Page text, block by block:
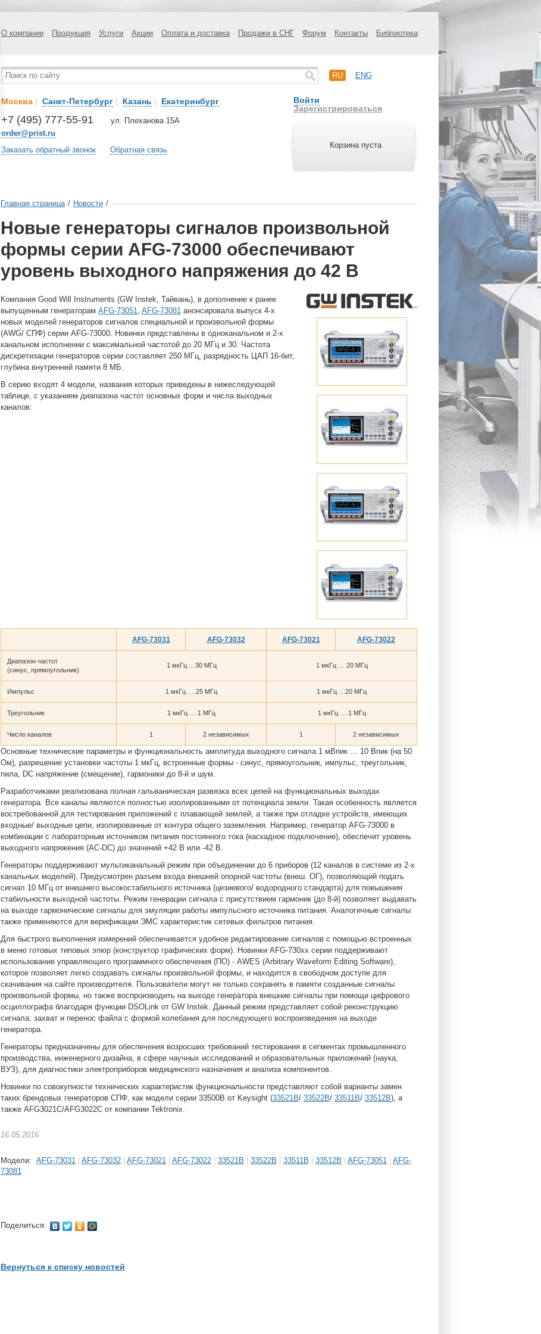
О компании Продукция Услуги Акции Оплата и доставка Продажи в СНГ Форум Контакты Библиотека
RU ENG
Москва | Санкт-Петербург | Казань | Екатеринбург
+7 (495) 777-55-91
order@prist.ru
ул. Плеханова 15А
Заказать обратный звонок Обратная связь
Войти
Зарегистрироваться
Корзина пуста
Главная страница / Новости /
Новые генераторы сигналов произвольной
формы серии AFG-73000 обеспечивают
уровень выходного напряжения до 42 В
Компания Good Will Instruments (GW Instek, Тайвань), в дополнение к ранее
выпущенным генераторам AFG-73051, AFG-73081 анонсировала выпуск 4-х
новых моделей генераторов сигналов специальной и произвольной формы
(AWG/ СПФ) серии AFG-73000. Новинки представлены в одноканальном и 2-х
канальном исполнении с максимальной частотой до 20 МГц и 30. Частота
дискретизации генераторов серии составляет 250 MГц, разрядность ЦАП 16-бит,
глубина внутренней памяти 8 МБ.
В серию входят 4 модели, названия которых приведены в нижеследующей
таблице, с указанием диапазона частот основных форм и числа выходных
каналов:
AFG-73031 AFG-73032 AFG-73021 AFG-73022
Диапазон частот
(синус, прямоугольник)
1 мкГц …30 МГц 1 мкГц … 20 МГц
Импульс 1 мкГц ….25 МГц 1 мкГц …20 МГц
Треугольник 1 мкГц ….1 МГц 1 мкГц ….1 МГц
Число каналов 1 2 независимых 1 2 независимых
Основные технические параметры и функциональность амплитуда выходного сигнала 1 мВпик … 10 Впик (на 50
Ом), разрешение установки частоты 1 мкГц, встроенные формы - синус, прямоугольник, импульс, треугольник,
пила, DC напряжение (смещение), гармоники до 8-й и шум.
Разработчиками реализована полная гальваническая развязка всех цепей на функциональных выходах
генератора. Все каналы являются полностью изолированными от потенциала земли. Такая особенность является
востребованной для тестирования приложений с плавающей землей, а также при отладке устройств, имеющих
входные/ выходные цепи, изолированные от контура общего заземления. Например, генератор AFG-73000 в
комбинации с лабораторным источником питания постоянного тока (каскадное подключение), обеспечит уровень
выходного напряжения (AC-DC) до значений +42 В или -42 В.
Генераторы поддерживают мультиканальный режим при объединении до 6 приборов (12 каналов в системе из 2-х
канальных моделей). Предусмотрен разъем входа внешней опорной частоты (внеш. ОГ), позволяющий подать
сигнал 10 МГц от внешнего высокостабильного источника (цезиевого/ водородного стандарта) для повышения
стабильности выходной частоты. Режим генерации сигнала с присутствием гармоник (до 8-й) позволяет выдавать
на выходе гармонические сигналы для эмуляции работы импульсного источника питания. Аналогичные сигналы
также применяются для верификации ЭМС характеристик сетевых фильтров питания.
Для быстрого выполнения измерений обеспечивается удобное редактирование сигналов с помощью встроенных
в меню готовых типовых эпюр (конструктор графических форм). Новинки AFG-730хх серии поддерживают
использование управляющего программного обеспечения (ПО) - AWES (Arbitrary Waveform Editing Software),
которое позволяет легко создавать сигналы произвольной формы, и находится в свободном доступе для
скачивания на сайте производителя. Пользователи могут не только сохранять в памяти созданные сигналы
произвольной формы, но также воспроизводить на выходе генератора внешние сигналы при помощи цифрового
осциллографа благодаря функции DSOLink от GW Instek. Данный режим представляет собой реконструкцию
сигнала: захват и перенос файла с формой колебания для последующего воспроизведения на выходе
генератора.
Генераторы предназначены для обеспечения возросших требований тестирования в сегментах промышленного
производства, инженерного дизайна, в сфере научных исследований и образовательных приложений (наука,
ВУЗ), для диагностики электроприборов медицинского назначения и анализа компонентов.
Новинки по совокупности технических характеристик функциональности представляют собой варианты замен
таких брендовых генераторов СПФ, как модели серии 33500B от Keysight (33521B/ 33522B/ 33511B/ 33512B), а
также AFG3021C/AFG3022C от компании Tektronix.
16.05.2016
Модели: AFG-73031 | AFG-73032 | AFG-73021 | AFG-73022 | 33521B | 33522B | 33511B | 33512B | AFG-73051 | AFG-
73081
Поделиться:
Вернуться к списку новостей